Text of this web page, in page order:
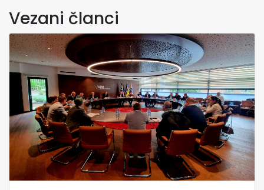
Vezani članci